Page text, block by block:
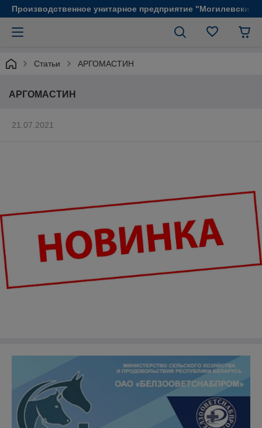
Производственное унитарное предприятие "Могилевский
Статьи АРГОМАСТИН
АРГОМАСТИН
21.07.2021